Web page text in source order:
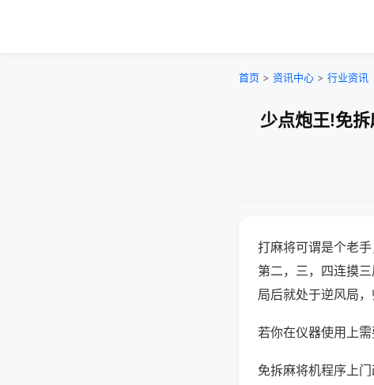
首页 > 资讯中心 > 行业资讯
少点炮王!免
打麻将可谓是个老
第二，三，四连摸
局后就处于逆风局，
若你在仪器使用上
免拆麻将机程序上